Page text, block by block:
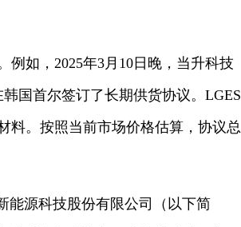
如，2025年3月10日晚，当升科技
国首尔签订了长期供货协议。LGES
料。按照当前市场价格估算，协议总
能源科技股份有限公司（以下简